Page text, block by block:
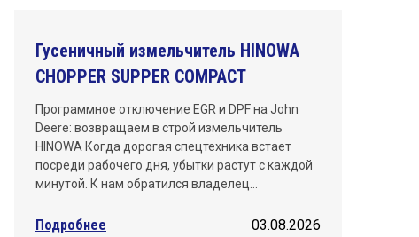
Москва
Новосибирск
Омск
Гусеничный измельчитель HINOWA
CHOPPER SUPPER COMPACT
Программное отключение EGR и DPF на John
Deere: возвращаем в строй измельчитель
HINOWA Когда дорогая спецтехника встает
посреди рабочего дня, убытки растут с каждой
минутой. К нам обратился владелец…
Подробнее 03.08.2026